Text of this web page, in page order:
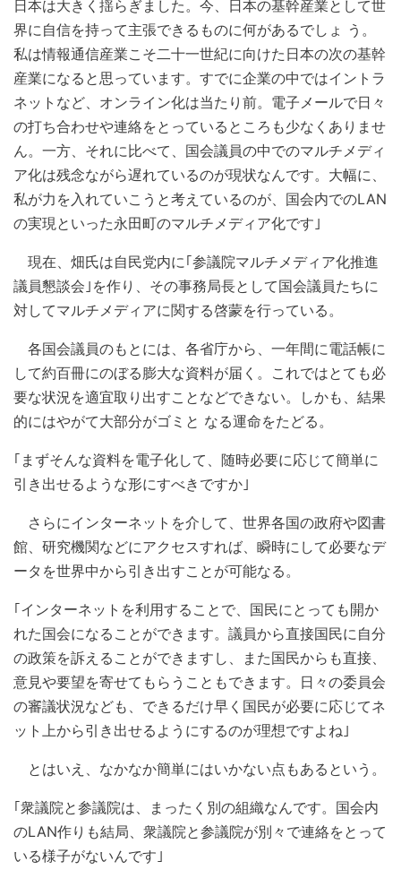
日本は大きく揺らぎました。今、日本の基幹産業として世
界に自信を持って主張できるものに何があるでしょ う。
私は情報通信産業こそ二十一世紀に向けた日本の次の基幹
産業になると思っています。すでに企業の中ではイントラ
ネットなど、オンライン化は当たり前。電子メールで日々
の打ち合わせや連絡をとっているところも少なくありませ
ん。一方、それに比べて、国会議員の中でのマルチメディ
ア化は残念ながら遅れているのが現状なんです。大幅に、
私が力を入れていこうと考えているのが、国会内でのLAN
の実現といった永田町のマルチメディア化です｣
現在、畑氏は自民党内に｢参議院マルチメディア化推進
議員懇談会｣を作り、その事務局長として国会議員たちに
対してマルチメディアに関する啓蒙を行っている。
各国会議員のもとには、各省庁から、一年間に電話帳に
して約百冊にのぼる膨大な資料が届く。これではとても必
要な状況を適宜取り出すことなどできない。しかも、結果
的にはやがて大部分がゴミと なる運命をたどる。
｢まずそんな資料を電子化して、随時必要に応じて簡単に
引き出せるような形にすべきですか｣
さらにインターネットを介して、世界各国の政府や図書
館、研究機関などにアクセスすれば、瞬時にして必要なデ
ータを世界中から引き出すことが可能なる。
｢インターネットを利用することで、国民にとっても開か
れた国会になることができます。議員から直接国民に自分
の政策を訴えることができますし、また国民からも直接、
意見や要望を寄せてもらうこともできます。日々の委員会
の審議状況なども、できるだけ早く国民が必要に応じてネ
ット上から引き出せるようにするのが理想ですよね｣
とはいえ、なかなか簡単にはいかない点もあるという。
｢衆議院と参議院は、まったく別の組織なんです。国会内
のLAN作りも結局、衆議院と参議院が別々で連絡をとって
いる様子がないんです｣